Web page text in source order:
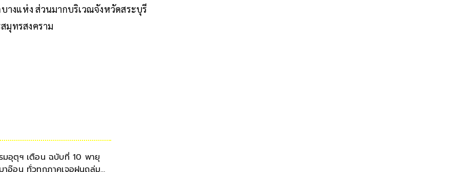
งแห่ง ส่วนมากบริเวณจังหวัดสระบุรี
มุทรสงคราม
มอุตุฯ เตือน ฉบับที่ 10 พายุ
าอ๊อน ทั่วทุกภาคเจอฝนถล่ม